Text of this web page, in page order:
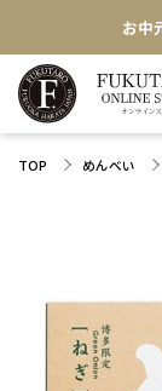
★
【色々
TOP めんべい